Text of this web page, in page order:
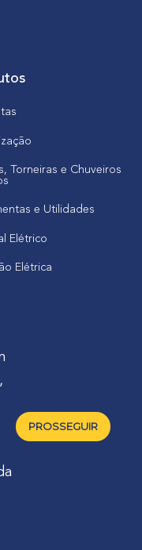
Torneiras e Chuveiros
e Utilidades
Elétrico
Elétrica
| Campo Largo -
PROSSEGUIR